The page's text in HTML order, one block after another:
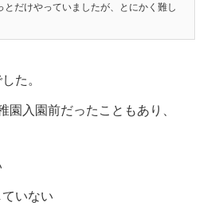
とだけやっていましたが、とにかく難し
た。
園入園前だったこともあり、
ていない